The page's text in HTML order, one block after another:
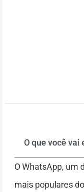
O que você vai
O WhatsApp, um
mais populares